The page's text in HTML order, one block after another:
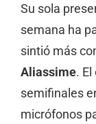
Su sola
semana ha
sintió más
Aliassime.
semifinales
micrófonos